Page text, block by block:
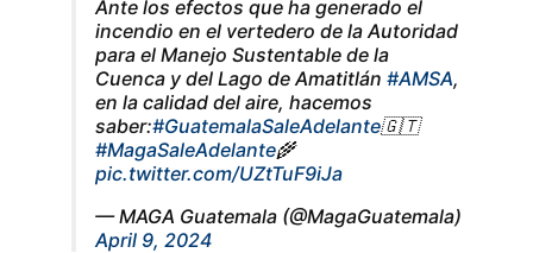
Ante los efectos que ha generado el
incendio en el vertedero de la Autoridad
para el Manejo Sustentable de la
Cuenca y del Lago de Amatitlán #AMSA,
en la calidad del aire, hacemos
saber:#GuatemalaSaleAdelante🇬🇹
#MagaSaleAdelante🌾
pic.twitter.com/UZtTuF9iJa
— MAGA Guatemala (@MagaGuatemala)
April 9, 2024